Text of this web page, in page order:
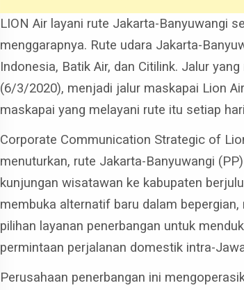
LION Air layani rute Jakarta-Banyuwangi
menggarapnya. Rute udara Jakarta-
Indonesia, Batik Air, dan Citilink. Jalur
(6/3/2020), menjadi jalur maskapai Lion
maskapai yang melayani rute itu setiap
Corporate Communication Strategic of
menuturkan, rute Jakarta-Banyuwangi
kunjungan wisatawan ke kabupaten
membuka alternatif baru dalam
pilihan layanan penerbangan untuk
permintaan perjalanan domestik intra-
Perusahaan penerbangan ini